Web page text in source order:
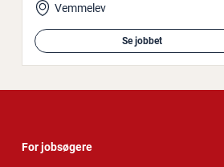
Vemmelev
Se jobbet
For jobsøgere